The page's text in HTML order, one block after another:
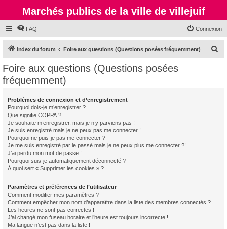
Marchés publics de la ville de villejuif
FAQ Connexion
Index du forum Foire aux questions (Questions posées fréquemment)
Foire aux questions (Questions posées
fréquemment)
Problèmes de connexion et d’enregistrement
Pourquoi dois-je m’enregistrer ?
Que signifie COPPA ?
Je souhaite m’enregistrer, mais je n’y parviens pas !
Je suis enregistré mais je ne peux pas me connecter !
Pourquoi ne puis-je pas me connecter ?
Je me suis enregistré par le passé mais je ne peux plus me connecter ?!
J’ai perdu mon mot de passe !
Pourquoi suis-je automatiquement déconnecté ?
À quoi sert « Supprimer les cookies » ?
Paramètres et préférences de l’utilisateur
Comment modifier mes paramètres ?
Comment empêcher mon nom d’apparaître dans la liste des membres connectés ?
Les heures ne sont pas correctes !
J’ai changé mon fuseau horaire et l’heure est toujours incorrecte !
Ma langue n’est pas dans la liste !